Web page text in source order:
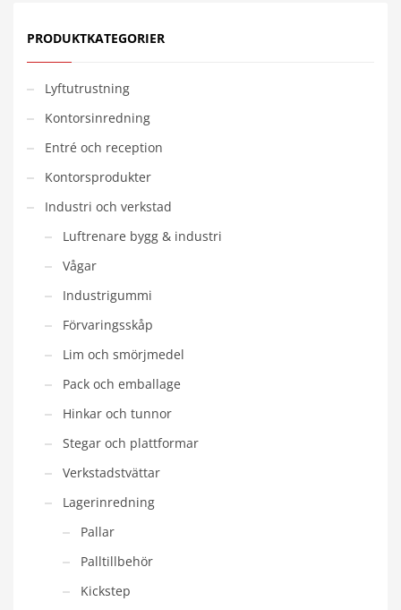
produktsidan
PRODUKTKATEGORIER
Lyftutrustning
Kontorsinredning
Entré och reception
Kontorsprodukter
Industri och verkstad
Luftrenare bygg & industri
Vågar
Industrigummi
Förvaringsskåp
Lim och smörjmedel
Pack och emballage
Hinkar och tunnor
Stegar och plattformar
Verkstadstvättar
Lagerinredning
Pallar
Palltillbehör
Kickstep